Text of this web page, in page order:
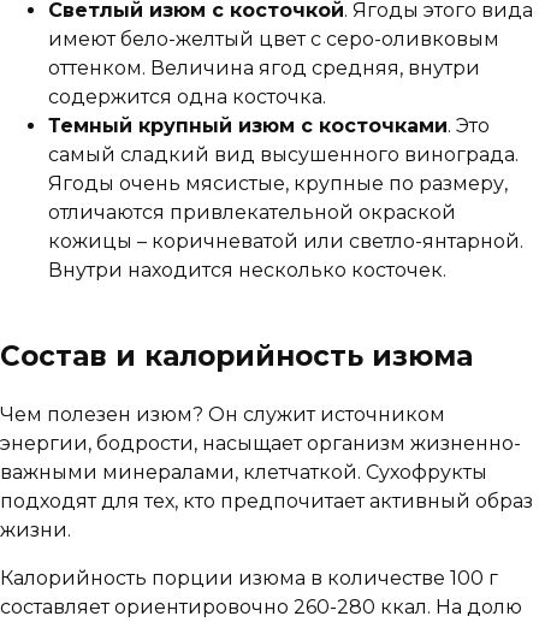
Светлый изюм с косточкой. Ягоды этого вида
имеют бело-желтый цвет с серо-оливковым
оттенком. Величина ягод средняя, внутри
содержится одна косточка.
Темный крупный изюм с косточками. Это
самый сладкий вид высушенного винограда.
Ягоды очень мясистые, крупные по размеру,
отличаются привлекательной окраской
кожицы – коричневатой или светло-янтарной.
Внутри находится несколько косточек.
Состав и калорийность изюма
Чем полезен изюм? Он служит источником
энергии, бодрости, насыщает организм жизненно-
важными минералами, клетчаткой. Сухофрукты
подходят для тех, кто предпочитает активный образ
жизни.
Калорийность порции изюма в количестве 100 г
составляет ориентировочно 260-280 ккал. На долю